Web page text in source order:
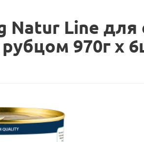
Natur Line для
970г х